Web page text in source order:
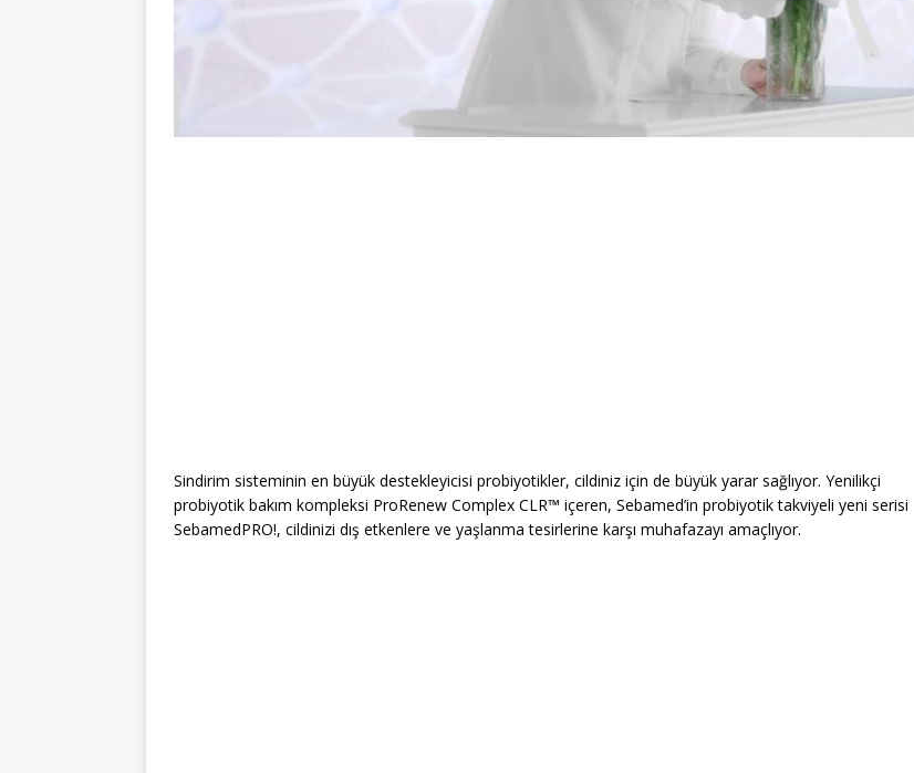
Sindirim sisteminin en büyük destekleyicisi probiyotikler, cildiniz için de büyük yarar sağlıyor. Yenilikçi
probiyotik bakım kompleksi ProRenew Complex CLR™ içeren, Sebamed’in probiyotik takviyeli yeni serisi
SebamedPRO!, cildinizi dış etkenlere ve yaşlanma tesirlerine karşı muhafazayı amaçlıyor.